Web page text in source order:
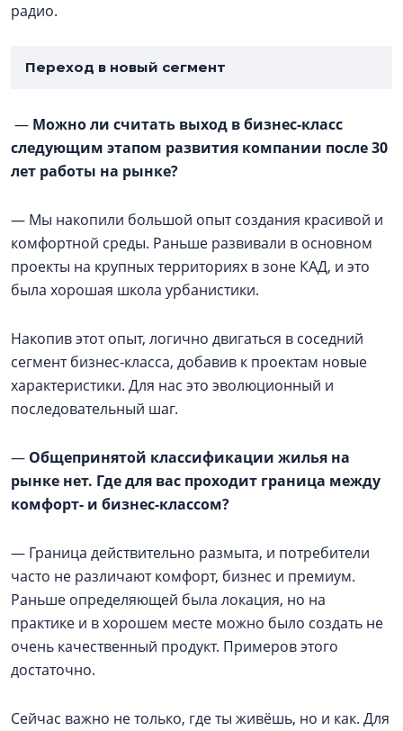
радио.
Переход в новый сегмент
— Можно ли считать выход в бизнес-класс
следующим этапом развития компании после 30
лет работы на рынке?
— Мы накопили большой опыт создания красивой и
комфортной среды. Раньше развивали в основном
проекты на крупных территориях в зоне КАД, и это
была хорошая школа урбанистики.
Накопив этот опыт, логично двигаться в соседний
сегмент бизнес-класса, добавив к проектам новые
характеристики. Для нас это эволюционный и
последовательный шаг.
— Общепринятой классификации жилья на
рынке нет. Где для вас проходит граница между
комфорт- и бизнес-классом?
— Граница действительно размыта, и потребители
часто не различают комфорт, бизнес и премиум.
Раньше определяющей была локация, но на
практике и в хорошем месте можно было создать не
очень качественный продукт. Примеров этого
достаточно.
Сейчас важно не только, где ты живёшь, но и как. Для